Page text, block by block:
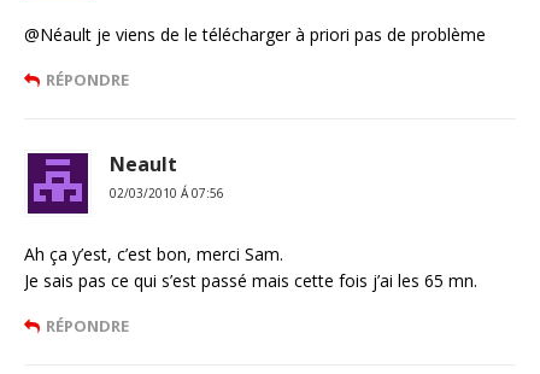
@Néault je viens de le télécharger à priori pas de problème
RÉPONDRE
Neault
02/03/2010 Á 07:56
Ah ça y’est, c’est bon, merci Sam.
Je sais pas ce qui s’est passé mais cette fois j’ai les 65 mn.
RÉPONDRE